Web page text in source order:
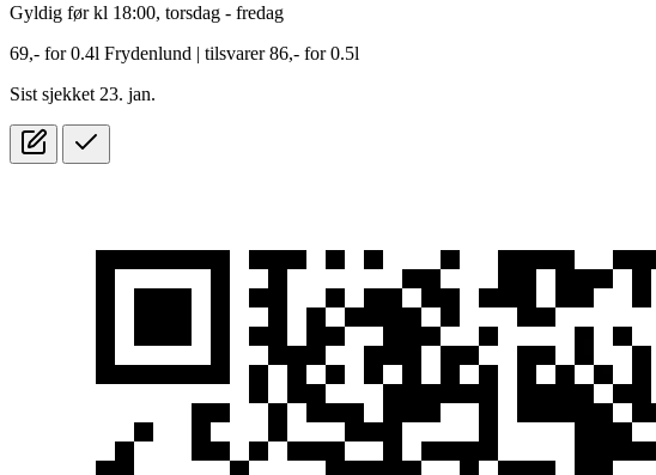
Gyldig før kl 18:00, torsdag - fredag
69,- for0.4l Frydenlund | tilsvarer 86,- for 0.5l
Sist sjekket 23. jan.